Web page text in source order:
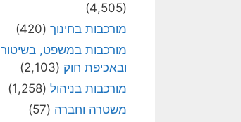
(4,505)
מורכבות בחינוך (420)
מורכבות במשפט, בשיטור
ובאכיפת חוק (2,103)
מורכבות בניהול (1,258)
משטרה וחברה (57)